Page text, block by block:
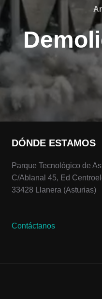
DÓNDE ESTAMOS
Parque Tecnológico de
C/Ablanal 45, Ed
33428 Llanera (Asturias)
Contáctanos